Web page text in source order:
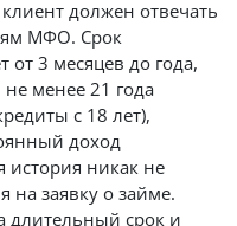
должен отвечать
МФО. Срок
от 3 месяцев до года,
менее 21 года
с 18 лет),
доход
история никак не
на заявку о займе.
длительный срок и